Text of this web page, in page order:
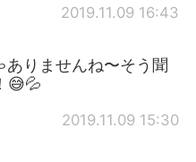
2019.11.09 16:43
ありませんね〜そう聞
😅💦
2019.11.09 15:30